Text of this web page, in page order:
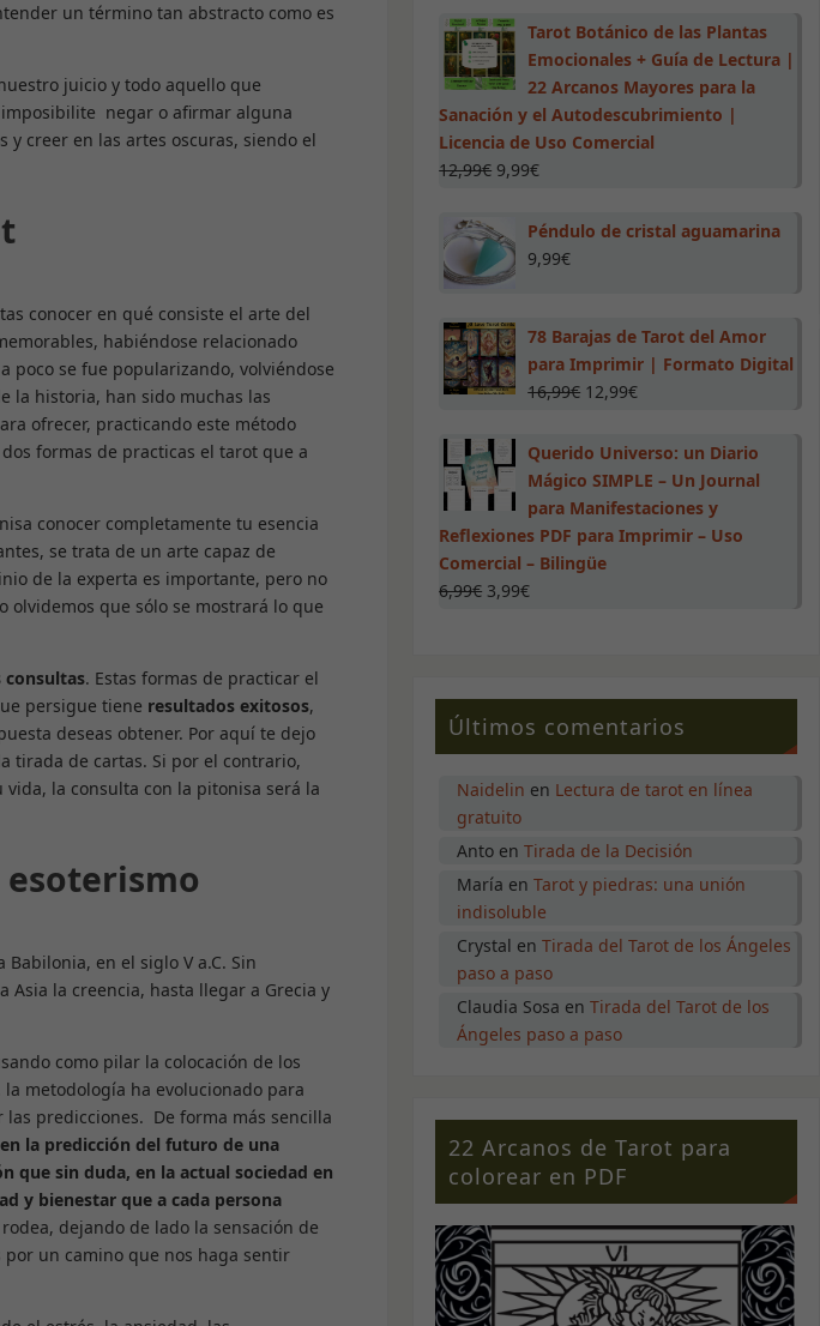
un término tan abstracto como es
juicio y todo aquello que
negar o afirmar alguna
creer en las artes oscuras, siendo el
conocer en qué consiste el arte del
habiéndose relacionado
a poco se fue popularizando, volviéndose
la historia, han sido muchas las
ofrecer, practicando este método
formas de practicas el tarot que a
conocer completamente tu esencia
se trata de un arte capaz de
de la experta es importante, pero no
que sólo se mostrará lo que
consultas. Estas formas de practicar el
persigue tiene resultados exitosos,
deseas obtener. Por aquí te dejo
tirada de cartas. Si por el contrario,
la consulta con la pitonisa será la
en el siglo V a.C. Sin
la creencia, hasta llegar a Grecia y
como pilar la colocación de los
metodología ha evolucionado para
predicciones. De forma más sencilla
la predicción del futuro de una
que sin duda, en la actual sociedad en
y bienestar que a cada persona
dejando de lado la sensación de
un camino que nos haga sentir
Tarot Botánico de las Plantas
Emocionales + Guía de Lectura |
22 Arcanos Mayores para la
Sanación y el Autodescubrimiento |
Licencia de Uso Comercial
12,99€ 9,99€
Péndulo de cristal aguamarina
9,99€
78 Barajas de Tarot del Amor
para Imprimir | Formato Digital
16,99€ 12,99€
Querido Universo: un Diario
Mágico SIMPLE – Un Journal
para Manifestaciones y
Reflexiones PDF para Imprimir – Uso
Comercial – Bilingüe
6,99€ 3,99€
Últimos comentarios
Naidelin en Lectura de tarot en línea
gratuito
Anto enTirada de la Decisión
María enTarot y piedras: una unión
indisoluble
Crystal enTirada del Tarot de los Ángeles
paso a paso
Claudia Sosa enTirada del Tarot de los
Ángeles paso a paso
22 Arcanos de Tarot para
colorear en PDF